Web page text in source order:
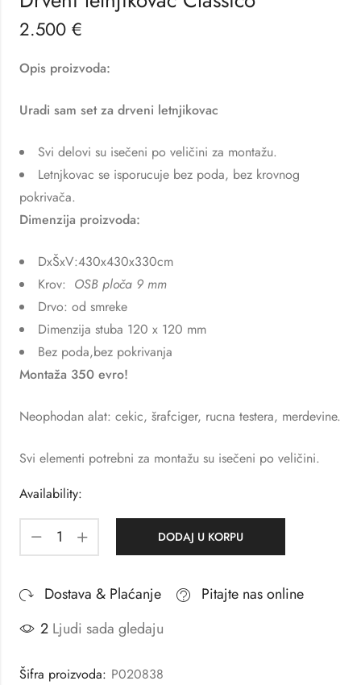
2.500 €
Opis proizvoda:
Uradi sam set za drveni letnjikovac
Svi delovi su isečeni po veličini za montažu.
Letnjkovac se isporucuje bez poda, bez krovnog
pokrivača.
Dimenzija proizvoda:
DxŠxV:430x430x330cm
Krov: OSB ploča 9 mm
Drvo: od smreke
Dimenzija stuba 120 x 120 mm
Bez poda,bez pokrivanja
Montaža 350 evro!
Neophodan alat: cekic, šrafciger, rucna testera, merdevine.
Svi elementi potrebni za montažu su isečeni po veličini.
Availability:
DODAJ U KORPU
Dostava & Plaćanje
Pitajte nas online
2 Ljudi sada gledaju
Šifra proizvoda: P020838